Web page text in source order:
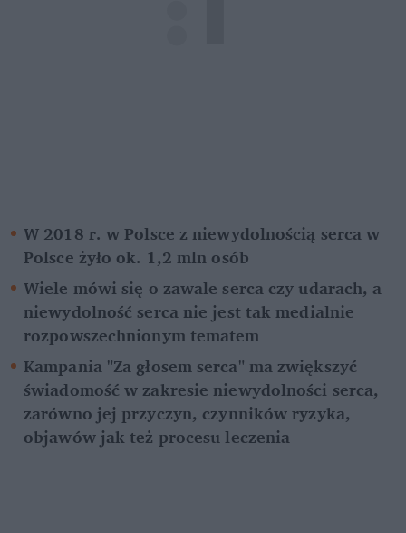
W 2018 r. w Polsce z niewydolnością serca w
Polsce żyło ok. 1,2 mln osób
Wiele mówi się o zawale serca czy udarach, a
niewydolność serca nie jest tak medialnie
rozpowszechnionym tematem
Kampania "Za głosem serca" ma zwiększyć
świadomość w zakresie niewydolności serca,
zarówno jej przyczyn, czynników ryzyka,
objawów jak też procesu leczenia